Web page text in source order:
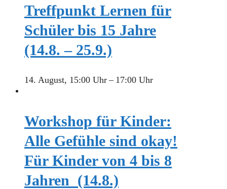
Treffpunkt Lernen für
Schüler bis 15 Jahre
(14.8. – 25.9.)
14. August, 15:00 Uhr– 17:00 Uhr
Workshop für Kinder:
Alle Gefühle sind okay!
Für Kinder von 4 bis 8
Jahren (14.8.)